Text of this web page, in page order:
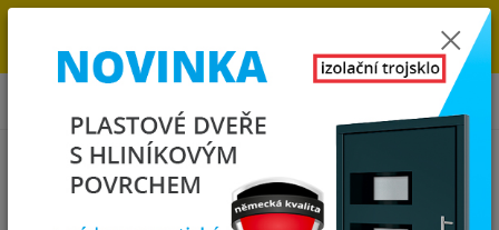
OBJEDNÁVKOU. MÁME 7 000 OKEN A DVEŘÍ SKLADEM U NÁS V
KLATOVECH.
0
0,00 Kč